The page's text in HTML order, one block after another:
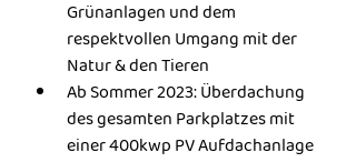
Grünanlagen und dem
respektvollen Umgang mit der
Natur & den Tieren
Ab Sommer 2023: Überdachung
des gesamten Parkplatzes mit
einer 400kwp PV Aufdachanlage